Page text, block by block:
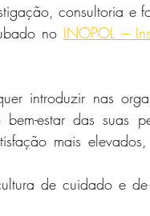
consultoria e
no INOPOL –
introduzir nas
estar das suas
mais
de cuidado e